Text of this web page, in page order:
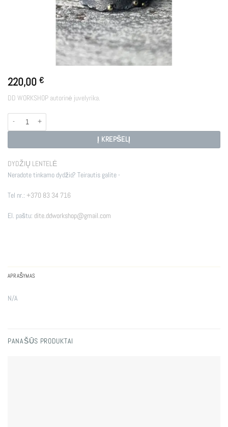
220,00 €
DD WORKSHOP autorinė juvelyrika.
produkto kiekis: STARS
Į KREPŠELĮ
DYDŽIŲ LENTELĖ
Neradote tinkamo dydžio? Teirautis galite -
Tel nr.: +370 83 34 716
El. paštu: dite.ddworkshop@gmail.com
APRAŠYMAS
N/A
PANAŠŪS PRODUKTAI